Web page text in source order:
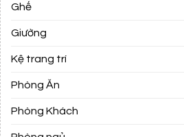
Ghế
Giường
Kệ trang trí
Phòng Ăn
Phòng Khách